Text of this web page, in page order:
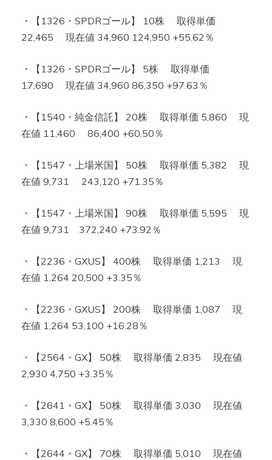
・【1326・SPDRゴール】 10株 取得単価
22,465 現在値 34,960 124,950 +55.62％
・【1326・SPDRゴール】 5株 取得単価
17,690 現在値 34,960 86,350 +97.63％
・【1540・純金信託】 20株 取得単価 5,860 現
在値 11,460 86,400 +60.50％
・【1547・上場米国】 50株 取得単価 5,382 現
在値 9,731 243,120 +71.35％
・【1547・上場米国】 90株 取得単価 5,595 現
在値 9,731 372,240 +73.92％
・【2236・GXUS】 400株 取得単価 1,213 現
在値 1,264 20,500 +3.35％
・【2236・GXUS】 200株 取得単価 1,087 現
在値 1,264 53,100 +16.28％
・【2564・GX】 50株 取得単価 2,835 現在値
2,930 4,750 +3.35％
・【2641・GX】 50株 取得単価 3,030 現在値
3,330 8,600 +5.45％
・【2644・GX】 70株 取得単価 5,010 現在値